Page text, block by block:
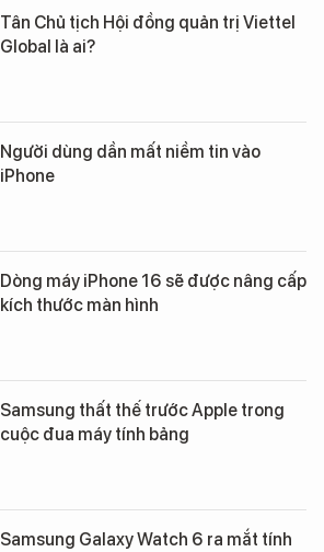
Tân Chủ tịch Hội đồng quản trị Viettel
Global là ai?
Người dùng dần mất niềm tin vào
iPhone
Dòng máy iPhone 16 sẽ được nâng cấp
kích thước màn hình
Samsung thất thế trước Apple trong
cuộc đua máy tính bảng
Samsung Galaxy Watch 6 ra mắt tính